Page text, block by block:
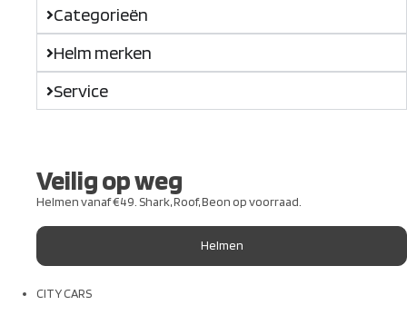
Categorieën
Helm merken
Service
Veilig op weg
Helmen vanaf €49. Shark, Roof, Beon op voorraad.
Helmen
CITY CARS